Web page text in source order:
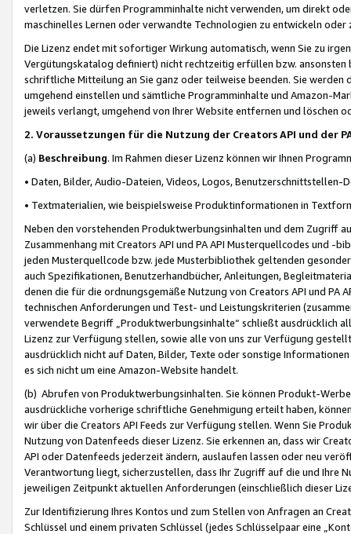
verletzen. Sie dürfen Programminhalte nicht verwenden, um direkt
maschinelles Lernen oder verwandte Technologien zu entwickeln
Die Lizenz endet mit sofortiger Wirkung automatisch, wenn Sie zu
Vergütungskatalog definiert) nicht rechtzeitig erfüllen bzw. ansonsten
schriftliche Mitteilung an Sie ganz oder teilweise beenden. Sie werden
umgehend einstellen und sämtliche Programminhalte und Amazon-
jeweils verlangt, umgehend von Ihrer Website entfernen und löschen
2. Voraussetzungen für die Nutzung der Creators API und der
(a) Beschreibung. Im Rahmen dieser Lizenz können wir Ihnen
• Daten, Bilder, Audio-Dateien, Videos, Logos, Benutzerschnittstellen-
• Textmaterialien, wie beispielsweise Produktinformationen in
Neben den vorstehenden Produktwerbungsinhalten und dem Zugriff
Zusammenhang mit Creators API und PA API Musterquellcodes und
jeden Musterquellcode bzw. jede Musterbibliothek geltenden
auch Spezifikationen, Benutzerhandbücher, Anleitungen,
denen die für die ordnungsgemäße Nutzung von Creators API und PA
technischen Anforderungen und Test- und Leistungskriterien
verwendete Begriff „Produktwerbungsinhalte“ schließt ausdrücklich
Lizenz zur Verfügung stellen, sowie alle von uns zur Verfügung
ausdrücklich nicht auf Daten, Bilder, Texte oder sonstige
es sich nicht um eine Amazon-Website handelt.
(b) Abrufen von Produktwerbungsinhalten. Sie können Produkt-
ausdrückliche vorherige schriftliche Genehmigung erteilt haben,
wir über die Creators API Feeds zur Verfügung stellen. Wenn Sie
Nutzung von Datenfeeds dieser Lizenz. Sie erkennen an, dass wir
API oder Datenfeeds jederzeit ändern, auslaufen lassen oder neu
Verantwortung liegt, sicherzustellen, dass Ihr Zugriff auf die und Ihre
jeweiligen Zeitpunkt aktuellen Anforderungen (einschließlich dieser
Zur Identifizierung Ihres Kontos und zum Stellen von Anfragen an
Schlüssel und einem privaten Schlüssel (jedes Schlüsselpaar eine